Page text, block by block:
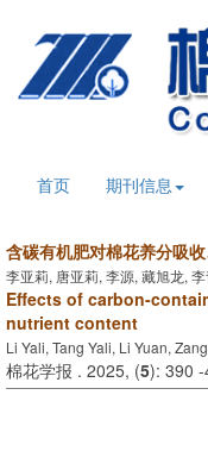
首页 期刊信息
含碳有机肥对棉花养分吸
李亚莉, 唐亚莉, 李源, 藏旭龙,
Effects of carbon-
nutrient content
Li Yali, Tang Yali, Li Yuan,
棉花学报 . 2025, (5): 390